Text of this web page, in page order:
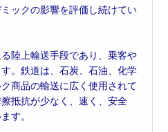
ックの影響を評価し続けてい
陸上輸送手段であり、乗客や
。鉄道は、石炭、石油、化学
商品の輸送に広く使用されて
抵抗が少なく、速く、安全
す。